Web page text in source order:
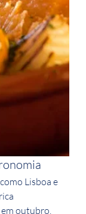
Lisboa e
outubro.